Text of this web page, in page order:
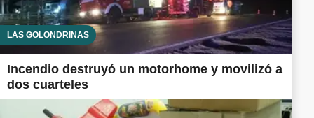
LAS GOLONDRINAS
Incendio destruyó un motorhome y movilizó a
dos cuarteles